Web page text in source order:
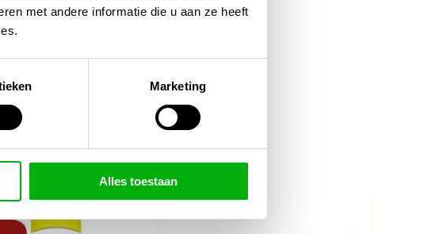
met andere informatie die u aan ze heeft
Marketing
Alles toestaan